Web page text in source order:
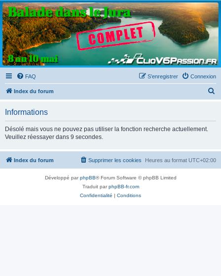
Clio V6 Passion
Le site français des passionnés de Clio V6
FAQ Connexion
S’enregistrer
Index du forum
r
c
Informations
Désolé mais vous ne pouvez pas utiliser la fonction recherche actuellement.
Veuillez réessayer dans 9 secondes.
Index du forum Heures au format UTC+02:00
Supprimer les cookies
Développé parphpBB® Forum Software © phpBB Limited
Traduit parphpBB-fr.com
Confidentialité
Conditions